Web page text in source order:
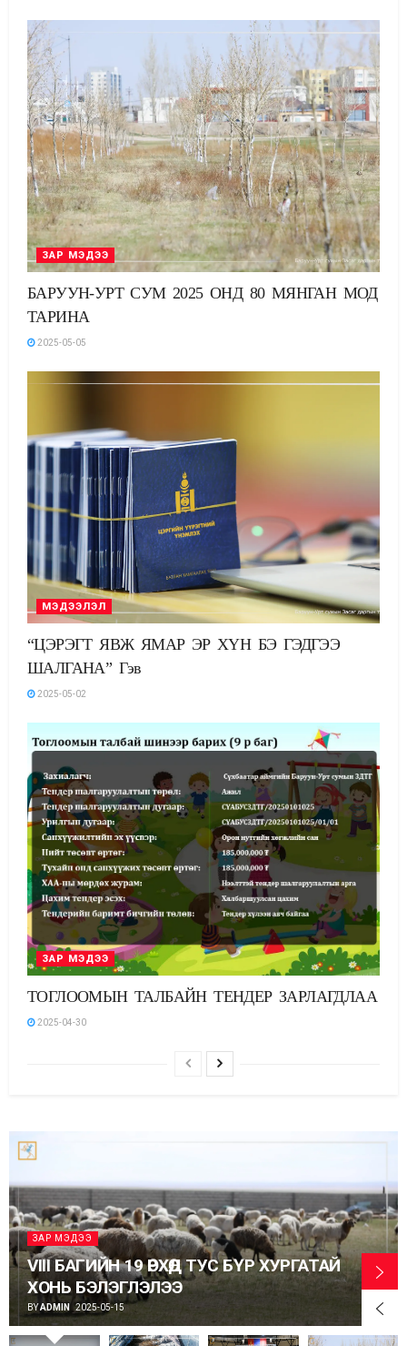
ЗАР МЭДЭЭ
БАРУУН-УРТ СУМ 2025 ОНД 80 МЯНГАН МОД
ТАРИНА
2025-05-05
МЭДЭЭЛЭЛ
“ЦЭРЭГТ ЯВЖ ЯМАР ЭР ХҮН БЭ ГЭДГЭЭ
ШАЛГАНА” Гэв
2025-05-02
ЗАР МЭДЭЭ
ТОГЛООМЫН ТАЛБАЙН ТЕНДЕР ЗАРЛАГДЛАА
2025-04-30
ЗАР МЭДЭЭ
VIII БАГИЙН 19 ӨРХӨД ТУС БҮР ХУРГАТАЙ
ХОНЬ БЭЛЭГЛЭЛЭЭ
BYADMIN 2025-05-15